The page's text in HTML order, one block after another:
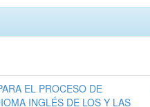
EL PROCESO DE
INGLÉS DE LOS Y LAS